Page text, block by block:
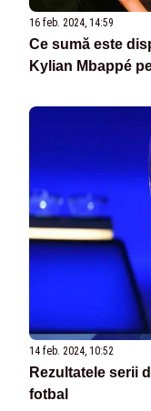
16 feb. 2024, 14:59
Ce sumă este
Kylian Mbappé
14 feb. 2024, 10:52
Rezultatele serii
fotbal